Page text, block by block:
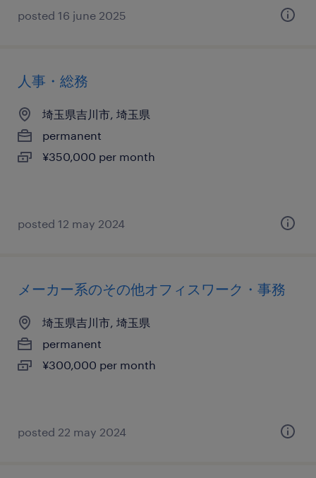
posted 16 june 2025
人事・総務
埼玉県吉川市, 埼玉県
permanent
¥350,000 per month
posted 12 may 2024
メーカー系のその他オフィスワーク・事務
埼玉県吉川市, 埼玉県
permanent
¥300,000 per month
posted 22 may 2024